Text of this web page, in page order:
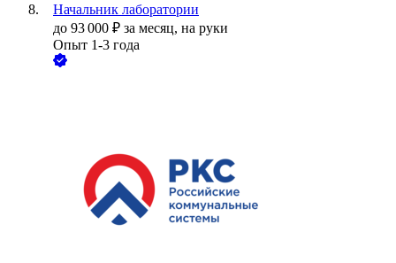
Начальник лаборатории
до 93 000 ₽ за месяц, на руки
Опыт 1-3 года